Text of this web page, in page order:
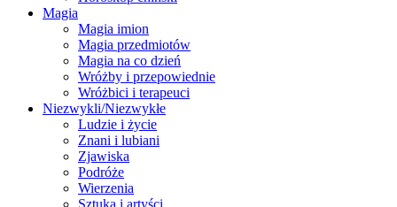
Magia
Magia imion
Magia przedmiotów
Magia na co dzień
Wróżby i przepowiednie
Wróżbici i terapeuci
Niezwykli/Niezwykłe
Ludzie i życie
Znani i lubiani
Zjawiska
Podróże
Wierzenia
Sztuka i artyści